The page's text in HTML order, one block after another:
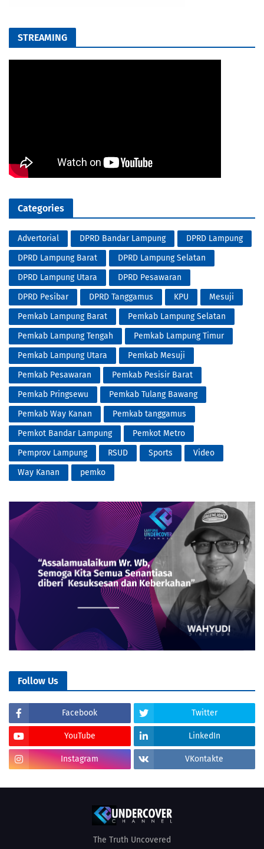
STREAMING
Categories
Advertorial DPRD Bandar Lampung
DPRD Lampung
DPRD Lampung Barat
DPRD Lampung Selatan
DPRD Lampung Utara
DPRD Pesawaran
DPRD Pesibar
DPRD Tanggamus KPU
Mesuji
Pemkab Lampung Barat
Pemkab Lampung Selatan
Pemkab Lampung Tengah
Pemkab Lampung Timur
Pemkab Lampung Utara
Pemkab Mesuji
Pemkab Pesawaran
Pemkab Pesisir Barat
Pemkab Pringsewu
Pemkab Tulang Bawang
Pemkab Way Kanan
Pemkab tanggamus
Pemkot Bandar Lampung
Pemkot Metro
Pemprov Lampung
RSUD Sports
Video
Way Kanan
pemko
Follow Us
Facebook Twitter
YouTube LinkedIn
Instagram VKontakte
The Truth Uncovered